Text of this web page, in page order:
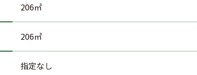
206㎥
206㎥
指定なし